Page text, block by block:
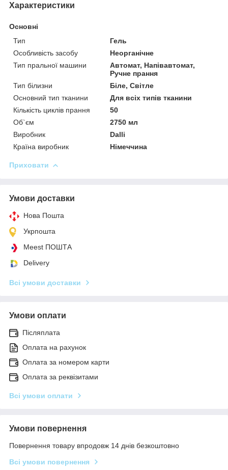
Характеристики
Основні
Тип
Гель
Особливість засобу
Неорганічне
Тип пральної машини
Автомат, Напівавтомат,
Ручне прання
Тип білизни
Біле, Світле
Основний тип тканини
Для всіх типів тканини
Кількість циклів прання
50
Об`єм
2750 мл
Виробник
Dalli
Країна виробник
Німеччина
Приховати
Умови доставки
Нова Пошта
Укрпошта
Meest ПОШТА
Delivery
Всі умови доставки
Умови оплати
Післяплата
Оплата на рахунок
Оплата за номером карти
Оплата за реквізитами
Всі умови оплати
Умови повернення
Повернення товару впродовж 14 днів безкоштовно
Всі умови повернення